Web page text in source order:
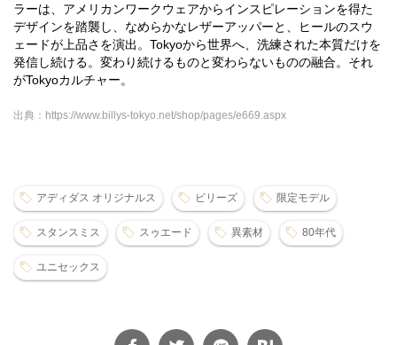
ラーは、アメリカンワークウェアからインスピレーションを得た
デザインを踏襲し、なめらかなレザーアッパーと、ヒールのスウ
ェードが上品さを演出。Tokyoから世界へ、洗練された本質だけを
発信し続ける。変わり続けるものと変わらないものの融合。それ
がTokyoカルチャー。
出典：https://www.billys-tokyo.net/shop/pages/e669.aspx
アディダス オリジナルス ビリーズ 限定モデル
スタンスミス スゥエード 異素材 80年代
ユニセックス